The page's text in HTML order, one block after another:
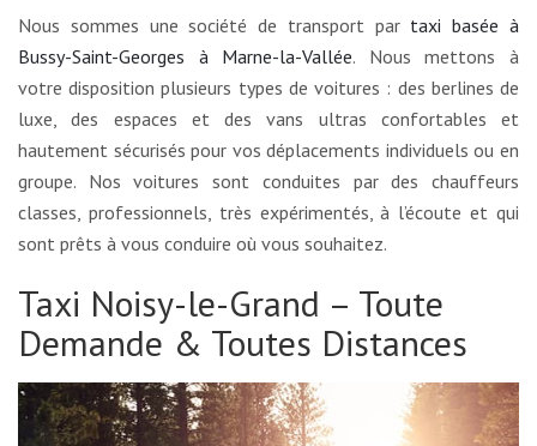
Nous sommes une société de transport par taxi basée à
Bussy-Saint-Georges à Marne-la-Vallée. Nous mettons à
votre disposition plusieurs types de voitures : des berlines de
luxe, des espaces et des vans ultras confortables et
hautement sécurisés pour vos déplacements individuels ou en
groupe. Nos voitures sont conduites par des chauffeurs
classes, professionnels, très expérimentés, à l’écoute et qui
sont prêts à vous conduire où vous souhaitez.
Taxi Noisy-le-Grand – Toute
Demande & Toutes Distances